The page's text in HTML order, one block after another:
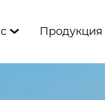
 Продукция